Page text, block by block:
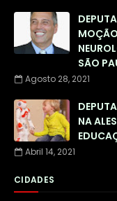
SÃO
Agosto 28, 2021
NA
Abril 14, 2021
CIDADES